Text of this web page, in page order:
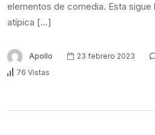
elementos de comedia. Esta sigue
atípica […]
Apollo 23 febrero 2023
76 Vistas